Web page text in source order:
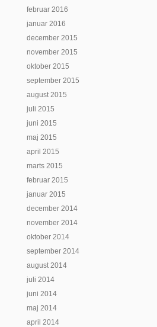
februar 2016
januar 2016
december 2015
november 2015
oktober 2015
september 2015
august 2015
juli 2015
juni 2015
maj 2015
april 2015
marts 2015
februar 2015
januar 2015
december 2014
november 2014
oktober 2014
september 2014
august 2014
juli 2014
juni 2014
maj 2014
april 2014